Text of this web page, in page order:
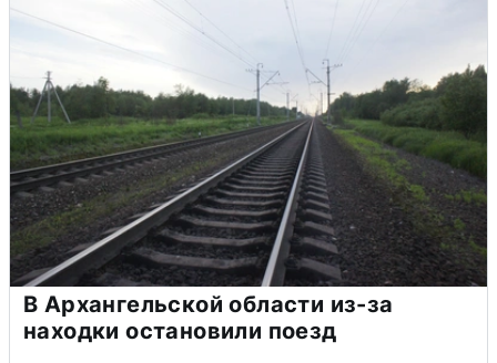
В Архангельской области из-за
находки остановили поезд